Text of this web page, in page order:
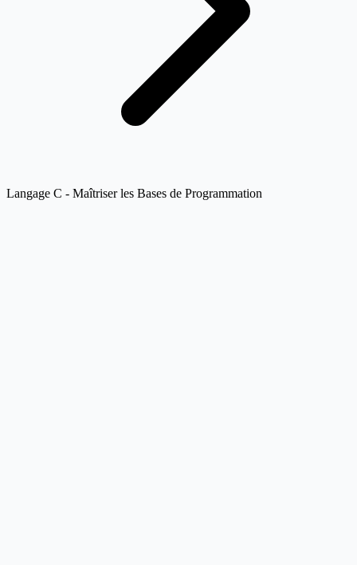
Langage C - Maîtriser les Bases de Programmation